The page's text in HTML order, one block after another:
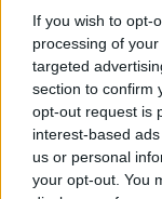
If you wish to opt-
processing of
targeted
section to confirm
opt-out request is
interest-based
us or personal
your opt-out. You
OM System
programmet
att låna hem